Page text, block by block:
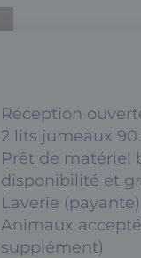
Réception
2 lits jumeaux
Prêt de matériel
disponibilité et
Laverie (payante)
Animaux
supplément)